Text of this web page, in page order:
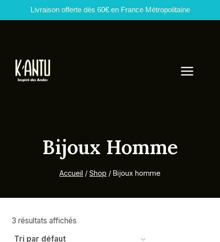
Livraison offerte dès 60€ en France Métropolitaine
Bijoux Homme
Accueil / Shop / Bijoux homme
3 résultats affichés